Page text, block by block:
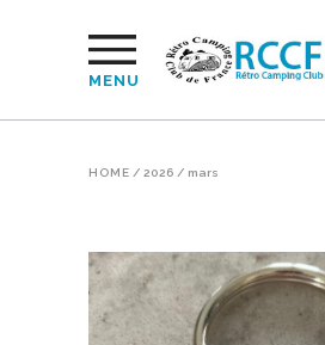
MENU
HOME / 2026 / mars